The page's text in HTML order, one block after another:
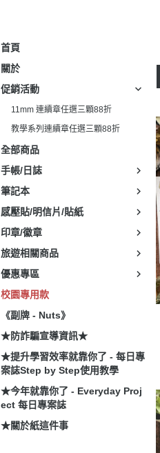
首頁
關於
促銷活動
11mm 連續章任選三顆88折
教學系列連續章任選三顆88折
全部商品
手帳/日誌
筆記本
感壓貼/明信片/貼紙
印章/徽章
旅遊相關商品
優惠專區
校園專用款
《副牌 - Nuts》
★防詐騙宣導資訊★
★提升學習效率就靠你了 - 每日專
案誌Step by Step使用教學
★今年就靠你了 - Everyday Proj
ect 每日專案誌
★關於紙這件事